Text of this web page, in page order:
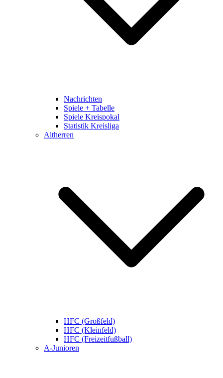
Nachrichten
Spiele + Tabelle
Spiele Kreispokal
Statistik Kreisliga
Altherren
HFC (Großfeld)
HFC (Kleinfeld)
HFC (Freizeitfußball)
A-Junioren